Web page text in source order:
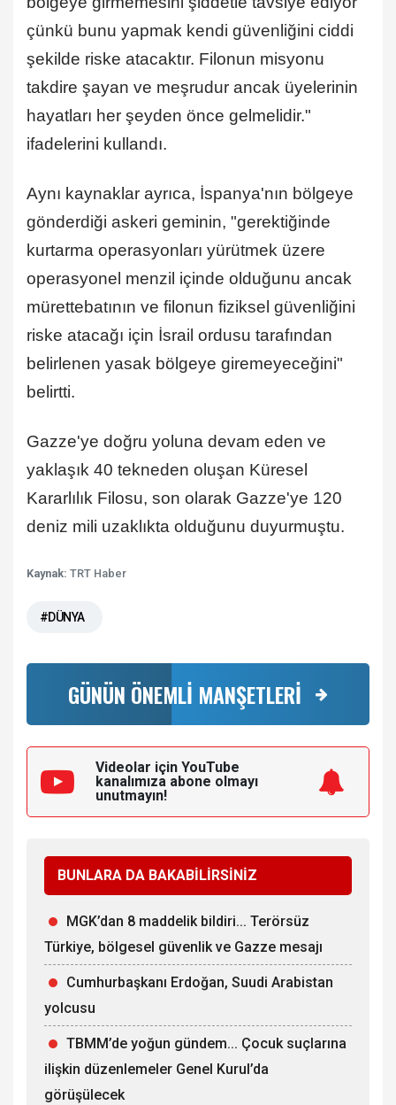
çünkü bunu yapmak kendi güvenliğini ciddi
şekilde riske atacaktır. Filonun misyonu
takdire şayan ve meşrudur ancak üyelerinin
hayatları her şeyden önce gelmelidir."
ifadelerini kullandı.
Aynı kaynaklar ayrıca, İspanya'nın bölgeye
gönderdiği askeri geminin, "gerektiğinde
kurtarma operasyonları yürütmek üzere
operasyonel menzil içinde olduğunu ancak
mürettebatının ve filonun fiziksel güvenliğini
riske atacağı için İsrail ordusu tarafından
belirlenen yasak bölgeye giremeyeceğini"
belirtti.
Gazze'ye doğru yoluna devam eden ve
yaklaşık 40 tekneden oluşan Küresel
Kararlılık Filosu, son olarak Gazze'ye 120
deniz mili uzaklıkta olduğunu duyurmuştu.
Kaynak: TRT Haber
#DÜNYA
GÜNÜN ÖNEMLİ MANŞETLERİ
Videolar için YouTube
kanalımıza abone olmayı
unutmayın!
BUNLARA DA BAKABİLİRSİNİZ
MGK’dan 8 maddelik bildiri... Terörsüz
Türkiye, bölgesel güvenlik ve Gazze mesajı
Cumhurbaşkanı Erdoğan, Suudi Arabistan
yolcusu
TBMM’de yoğun gündem... Çocuk suçlarına
ilişkin düzenlemeler Genel Kurul’da
görüşülecek